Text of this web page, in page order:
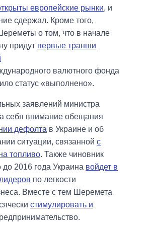
европейские рынки, и
сдержал. Кроме того,
о том, что в начале
придут первые транши
валютного фонда
статус «выполнено».
заявлений министра
себя внимание обещания
дефолта в Украине и об
ситуации, связанной с
топливо. Также чиновник
до 2016 года Украина войдет в
по легкости
Вместе с тем Шеремета
стимулировать и